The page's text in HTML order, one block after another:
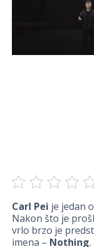
Carl Pei je jedan
Nakon što je
vrlo brzo je
imena – Nothing